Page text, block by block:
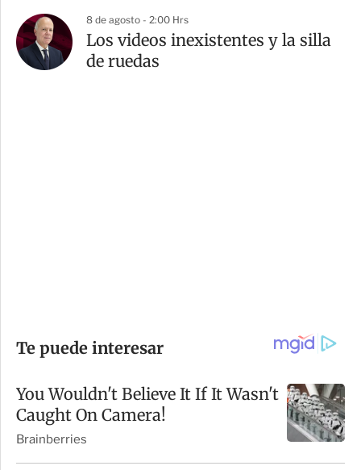
8 de agosto - 2:00 Hrs
Los videos inexistentes y la silla
de ruedas